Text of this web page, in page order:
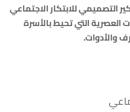
التصميمي للابتكار الاجتماعي
العصرية التي تحيط بالأسرة
والأدوات.